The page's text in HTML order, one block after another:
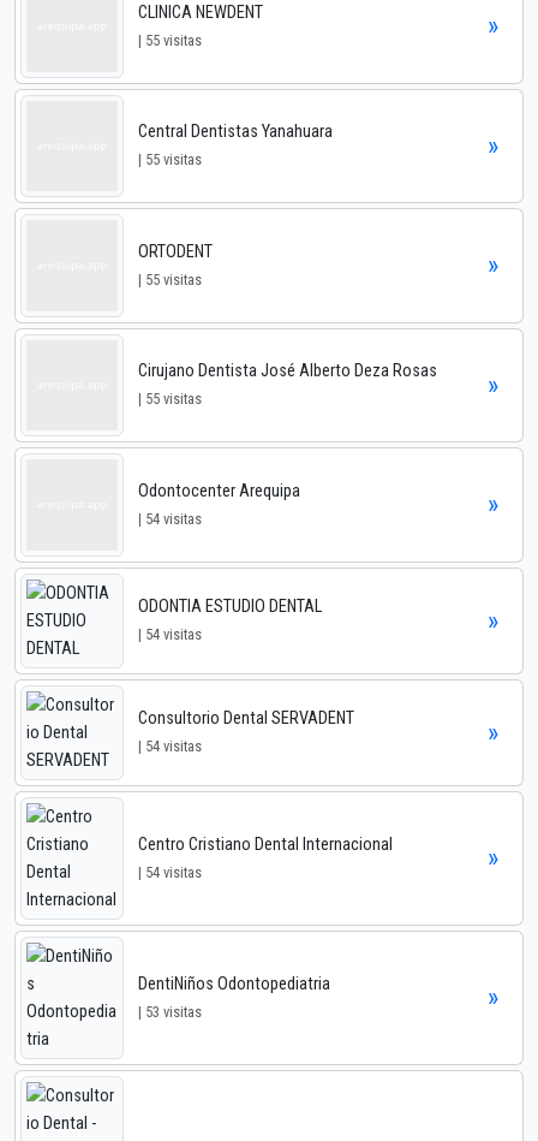
CLINICA NEWDENT
| 55 visitas »
Central Dentistas Yanahuara
| 55 visitas »
ORTODENT
| 55 visitas »
Cirujano Dentista José Alberto Deza Rosas
| 55 visitas »
Odontocenter Arequipa
| 54 visitas »
ODONTIA ESTUDIO DENTAL
| 54 visitas »
Consultorio Dental SERVADENT
| 54 visitas »
Centro Cristiano Dental Internacional
| 54 visitas »
DentiNiños Odontopediatria
| 53 visitas »